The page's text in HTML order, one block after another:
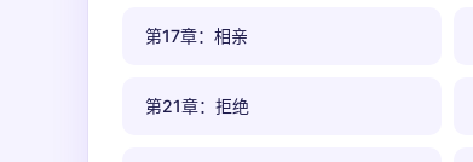
第17章：相亲
第21章：拒绝